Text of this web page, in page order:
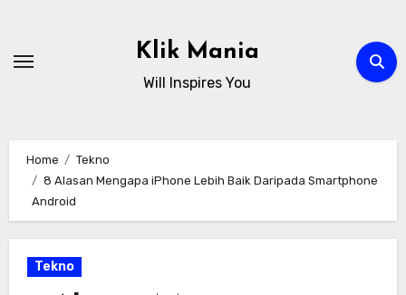
content
Klik Mania
Will Inspires You
Home
Tekno
8 Alasan Mengapa iPhone Lebih Baik Daripada Smartphone
Android
Tekno